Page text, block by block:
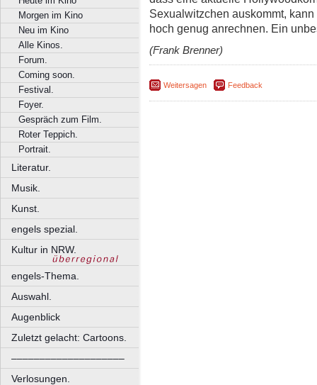
Morgen im Kino
Neu im Kino
Alle Kinos.
Forum.
Coming soon.
Festival.
Foyer.
Gespräch zum Film.
Roter Teppich.
Portrait.
Literatur.
Musik.
Kunst.
engels spezial.
Kultur in NRW.
engels-Thema.
Auswahl.
Augenblick
Zuletzt gelacht: Cartoons.
––––––––––––––––––––
Verlosungen.
Sexualwitzchen auskommt,
hoch genug anrechnen. Ein
(Frank Brenner)
Weitersagen Feedback